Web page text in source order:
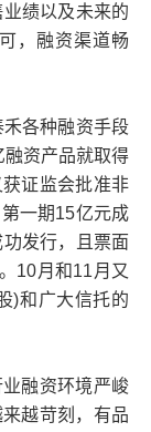
绩以及未来的
，融资渠道畅
各种融资手段
资产品就取得
证监会批准非
一期15亿元成
发行，且票面
10月和11月又
)和广大信托的
融资环境严峻
越苛刻，有品